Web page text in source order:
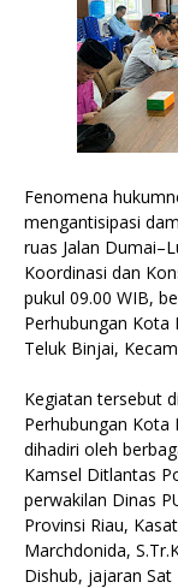
Fenomena
mengantisipasi
ruas Jalan
Koordinasi dan
pukul 09.00 WIB,
Perhubungan Kota
Teluk Binjai,
Kegiatan tersebut
Perhubungan Kota
dihadiri oleh
Kamsel Ditlantas
perwakilan Dinas
Provinsi Riau,
Marchdonida,
Dishub, jajaran